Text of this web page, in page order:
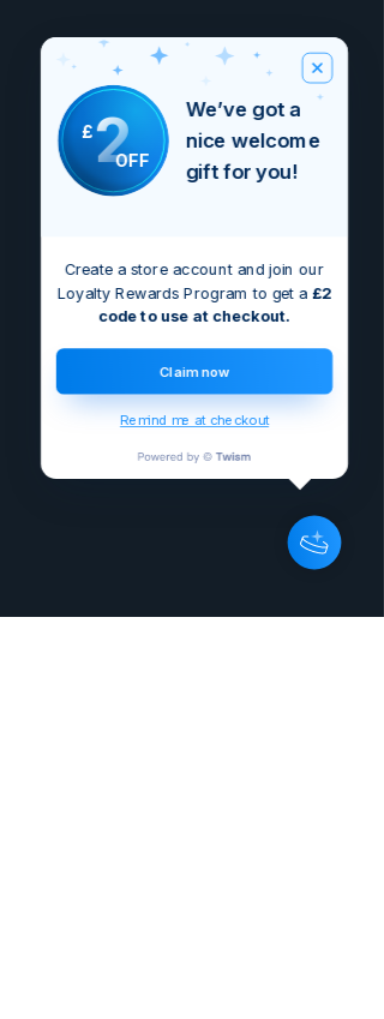
£2OFF
We’ve got a
nice welcome
gift for you!
Create a store account and join our
Loyalty Rewards Program to get a £2
code to use at checkout.
Claim now
Remind me at checkout